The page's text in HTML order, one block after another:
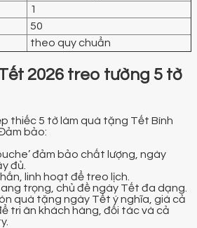
1
50
theo quy chuẩn
2026 treo tường 5 tờ
thiếc 5 tờ làm quà tặng Tết Bính
bảo:
đảm bảo chất lượng, ngày
đủ.
linh hoạt để treo lịch.
trọng, chủ đề ngày Tết đa dạng.
quà tặng ngày Tết ý nghĩa, giá cả
tri ân khách hàng, đối tác và cả